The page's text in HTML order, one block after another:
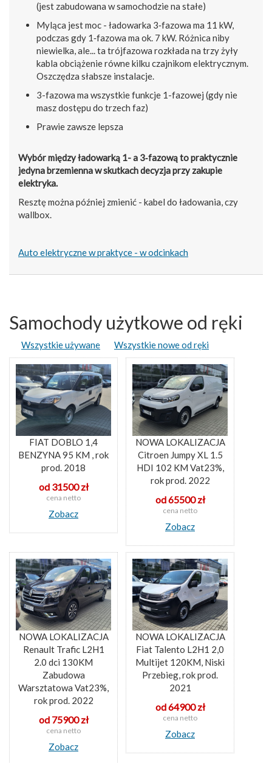
(jest zabudowana w samochodzie na stałe)
Myląca jest moc - ładowarka 3‑fazowa ma 11 kW,
podczas gdy 1‑fazowa ma ok. 7 kW. Różnica niby
niewielka, ale... ta trójfazowa rozkłada na trzy żyły
kabla obciążenie równe kilku czajnikom elektrycznym.
Oszczędza słabsze instalacje.
3-fazowa ma wszystkie funkcje 1-fazowej (gdy nie
masz dostępu do trzech faz)
Prawie zawsze lepsza
Wybór między ładowarką 1- a 3‑fazową to praktycznie
jedyna brzemienna w skutkach decyzja przy zakupie
elektryka.
Resztę można później zmienić - kabel do ładowania, czy
wallbox.
Auto elektryczne w praktyce - w odcinkach
Samochody użytkowe od ręki
Wszystkie używane Wszystkie nowe od ręki
FIAT DOBLO 1,4
BENZYNA 95 KM , rok
prod. 2018
od 31500 zł
cena netto
Zobacz
NOWA LOKALIZACJA
Citroen Jumpy XL 1.5
HDI 102 KM Vat23%,
rok prod. 2022
od 65500 zł
cena netto
Zobacz
NOWA LOKALIZACJA
Renault Trafic L2H1
2.0 dci 130KM
Zabudowa
Warsztatowa Vat23%,
rok prod. 2022
od 75900 zł
cena netto
Zobacz
NOWA LOKALIZACJA
Fiat Talento L2H1 2,0
Multijet 120KM, Niski
Przebieg, rok prod.
2021
od 64900 zł
cena netto
Zobacz